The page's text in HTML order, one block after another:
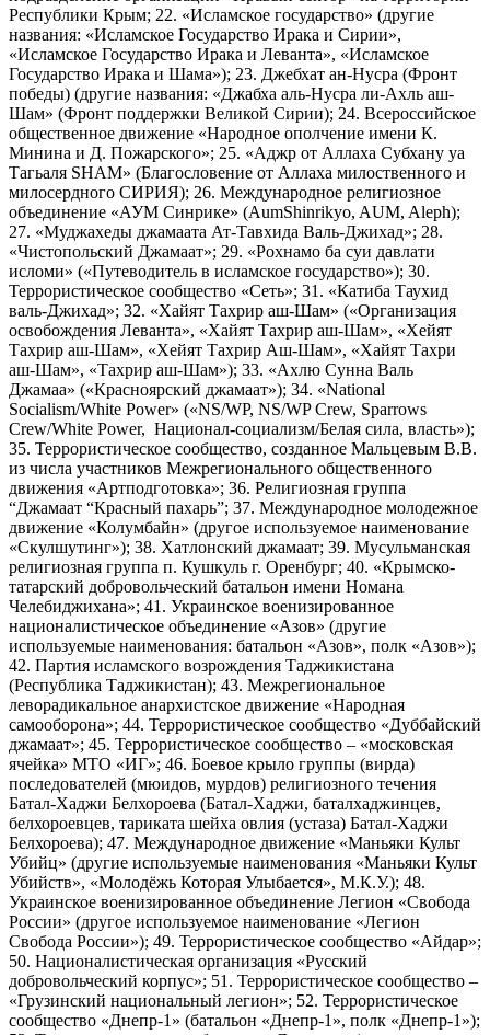
Республики Крым; 22. «Исламское государство» (другие
названия: «Исламское Государство Ирака и Сирии»,
«Исламское Государство Ирака и Леванта», «Исламское
Государство Ирака и Шама»); 23. Джебхат ан-Нусра (Фронт
победы) (другие названия: «Джабха аль-Нусра ли-Ахль аш-
Шам» (Фронт поддержки Великой Сирии); 24. Всероссийское
общественное движение «Народное ополчение имени К.
Минина и Д. Пожарского»; 25. «Аджр от Аллаха Субхану уа
Тагьаля SHAM» (Благословение от Аллаха милоственного и
милосердного СИРИЯ); 26. Международное религиозное
объединение «АУМ Синрике» (AumShinrikyo, AUM, Aleph);
27. «Муджахеды джамаата Ат-Тавхида Валь-Джихад»; 28.
«Чистопольский Джамаат»; 29. «Рохнамо ба суи давлати
исломи» («Путеводитель в исламское государство»); 30.
Террористическое сообщество «Сеть»; 31. «Катиба Таухид
валь-Джихад»; 32. «Хайят Тахрир аш-Шам» («Организация
освобождения Леванта», «Хайят Тахрир аш-Шам», «Хейят
Тахрир аш-Шам», «Хейят Тахрир Аш-Шам», «Хайят Тахри
аш-Шам», «Тахрир аш-Шам»); 33. «Ахлю Сунна Валь
Джамаа» («Красноярский джамаат»); 34. «National
Socialism/White Power» («NS/WP, NS/WP Crew, Sparrows
Crew/White Power, Национал-социализм/Белая сила, власть»);
35. Террористическое сообщество, созданное Мальцевым В.В.
из числа участников Межрегионального общественного
движения «Артподготовка»; 36. Религиозная группа
“Джамаат “Красный пахарь”; 37. Международное молодежное
движение «Колумбайн» (другое используемое наименование
«Скулшутинг»); 38. Хатлонский джамаат; 39. Мусульманская
религиозная группа п. Кушкуль г. Оренбург; 40. «Крымско-
татарский добровольческий батальон имени Номана
Челебиджихана»; 41. Украинское военизированное
националистическое объединение «Азов» (другие
используемые наименования: батальон «Азов», полк «Азов»);
42. Партия исламского возрождения Таджикистана
(Республика Таджикистан); 43. Межрегиональное
леворадикальное анархистское движение «Народная
самооборона»; 44. Террористическое сообщество «Дуббайский
джамаат»; 45. Террористическое сообщество – «московская
ячейка» МТО «ИГ»; 46. Боевое крыло группы (вирда)
последователей (мюидов, мурдов) религиозного течения
Батал-Хаджи Белхороева (Батал-Хаджи, баталхаджинцев,
белхороевцев, тариката шейха овлия (устаза) Батал-Хаджи
Белхороева); 47. Международное движение «Маньяки Культ
Убийц» (другие используемые наименования «Маньяки Культ
Убийств», «Молодёжь Которая Улыбается», М.К.У.); 48.
Украинское военизированное объединение Легион «Свобода
России» (другое используемое наименование «Легион
Свобода России»); 49. Террористическое сообщество «Айдар»;
50. Националистическая организация «Русский
добровольческий корпус»; 51. Террористическое сообщество –
«Грузинский национальный легион»; 52. Террористическое
сообщество «Днепр-1» (батальон «Днепр-1», полк «Днепр-1»);